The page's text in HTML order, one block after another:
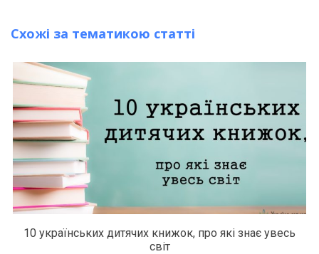
Схожі за тематикою статті
10 українських дитячих книжок, про які знає увесь
світ